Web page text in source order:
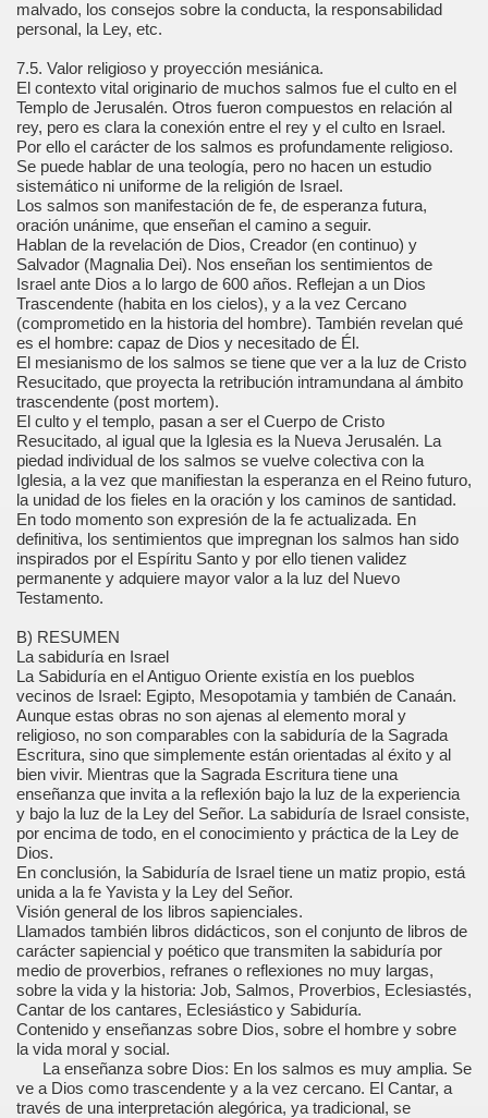
malvado, los consejos sobre la conducta, la responsabilidad
personal, la Ley, etc.
7.5. Valor religioso y proyección mesiánica.
El contexto vital originario de muchos salmos fue el culto en el
Templo de Jerusalén. Otros fueron compuestos en relación al
rey, pero es clara la conexión entre el rey y el culto en Israel.
Por ello el carácter de los salmos es profundamente religioso.
Se puede hablar de una teología, pero no hacen un estudio
sistemático ni uniforme de la religión de Israel.
Los salmos son manifestación de fe, de esperanza futura,
oración unánime, que enseñan el camino a seguir.
Hablan de la revelación de Dios, Creador (en continuo) y
Salvador (Magnalia Dei). Nos enseñan los sentimientos de
Israel ante Dios a lo largo de 600 años. Reflejan a un Dios
Trascendente (habita en los cielos), y a la vez Cercano
(comprometido en la historia del hombre). También revelan qué
es el hombre: capaz de Dios y necesitado de Él.
El mesianismo de los salmos se tiene que ver a la luz de Cristo
Resucitado, que proyecta la retribución intramundana al ámbito
trascendente (post mortem).
El culto y el templo, pasan a ser el Cuerpo de Cristo
Resucitado, al igual que la Iglesia es la Nueva Jerusalén. La
piedad individual de los salmos se vuelve colectiva con la
Iglesia, a la vez que manifiestan la esperanza en el Reino futuro,
la unidad de los fieles en la oración y los caminos de santidad.
En todo momento son expresión de la fe actualizada. En
definitiva, los sentimientos que impregnan los salmos han sido
inspirados por el Espíritu Santo y por ello tienen validez
permanente y adquiere mayor valor a la luz del Nuevo
Testamento.
B) RESUMEN
La sabiduría en Israel
La Sabiduría en el Antiguo Oriente existía en los pueblos
vecinos de Israel: Egipto, Mesopotamia y también de Canaán.
Aunque estas obras no son ajenas al elemento moral y
religioso, no son comparables con la sabiduría de la Sagrada
Escritura, sino que simplemente están orientadas al éxito y al
bien vivir. Mientras que la Sagrada Escritura tiene una
enseñanza que invita a la reflexión bajo la luz de la experiencia
y bajo la luz de la Ley del Señor. La sabiduría de Israel consiste,
por encima de todo, en el conocimiento y práctica de la Ley de
Dios.
En conclusión, la Sabiduría de Israel tiene un matiz propio, está
unida a la fe Yavista y la Ley del Señor.
Visión general de los libros sapienciales.
Llamados también libros didácticos, son el conjunto de libros de
carácter sapiencial y poético que transmiten la sabiduría por
medio de proverbios, refranes o reflexiones no muy largas,
sobre la vida y la historia: Job, Salmos, Proverbios, Eclesiastés,
Cantar de los cantares, Eclesiástico y Sabiduría.
Contenido y enseñanzas sobre Dios, sobre el hombre y sobre
la vida moral y social.
La enseñanza sobre Dios: En los salmos es muy amplia. Se
ve a Dios como trascendente y a la vez cercano. El Cantar, a
través de una interpretación alegórica, ya tradicional, se